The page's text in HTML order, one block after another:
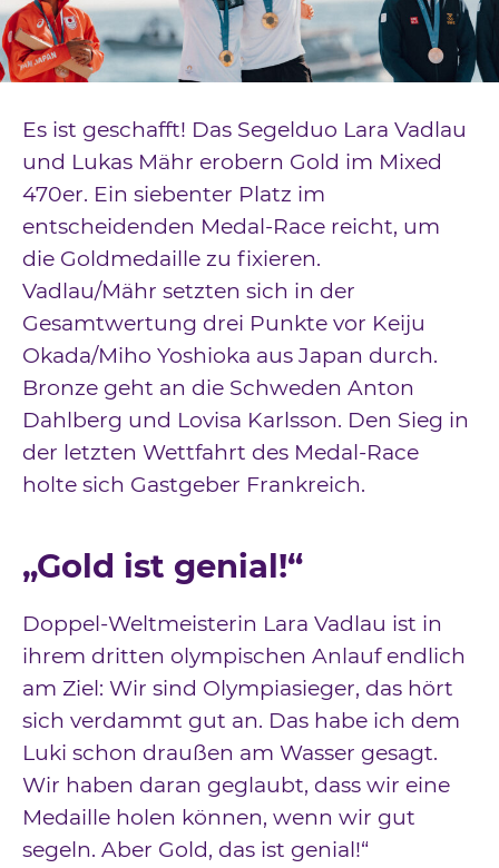
Barrierefreiheit
Kontakt
Impressum
Datenschutz
Es ist geschafft! Das Segelduo Lara Vadlau
und Lukas Mähr erobern Gold im Mixed
470er. Ein siebenter Platz im
entscheidenden Medal-Race reicht, um
die Goldmedaille zu fixieren.
Vadlau/Mähr setzten sich in der
Gesamtwertung drei Punkte vor Keiju
Okada/Miho Yoshioka aus Japan durch.
Bronze geht an die Schweden Anton
Dahlberg und Lovisa Karlsson. Den Sieg in
der letzten Wettfahrt des Medal-Race
holte sich Gastgeber Frankreich.
„Gold ist genial!“
Doppel-Weltmeisterin Lara Vadlau ist in
ihrem dritten olympischen Anlauf endlich
am Ziel: Wir sind Olympiasieger, das hört
sich verdammt gut an. Das habe ich dem
Luki schon draußen am Wasser gesagt.
Wir haben daran geglaubt, dass wir eine
Medaille holen können, wenn wir gut
segeln. Aber Gold, das ist genial!“